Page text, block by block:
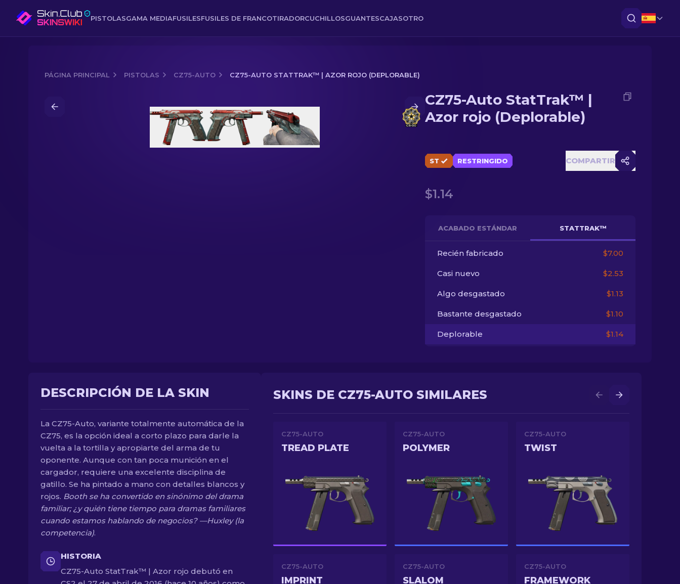
PISTOLASGAMA MEDIAFUSILESFUSILES DE FRANCOTIRADORCUCHILLOSGUANTESCAJASOTRO
PÁGINA PRINCIPAL PISTOLAS CZ75-AUTO CZ75-AUTO STATTRAK™ | AZOR ROJO (DEPLORABLE)
CZ75-Auto StatTrak™ | Azor rojo (Deplorable)
CZ75-Auto StatTrak™ |
Azor rojo (Deplorable)
ST RESTRINGIDO COMPARTIR
$1.14
ACABADO ESTÁNDAR STATTRAK™
Recién fabricado $7.00
Casi nuevo $2.53
Algo desgastado $1.13
Bastante desgastado $1.10
Deplorable $1.14
DESCRIPCIÓN DE LA SKIN
La CZ75-Auto, variante totalmente automática de la
CZ75, es la opción ideal a corto plazo para darle la
vuelta a la tortilla y apropiarte del arma de tu
oponente. Aunque con tan poca munición en el
cargador, requiere una excelente disciplina de
gatillo. Se ha pintado a mano con detalles blancos y
rojos. Booth se ha convertido en sinónimo del drama
familiar; ¿y quién tiene tiempo para dramas familiares
cuando estamos hablando de negocios? —Huxley (la
competencia).
HISTORIA
CZ75-Auto StatTrak™ | Azor rojo debutó en
SKINS DE CZ75-AUTO SIMILARES
CZ75-AUTO
TREAD PLATE
CZ75-AUTO
POLYMER
CZ75-AUTO
TWIST
CZ75-AUTO
IMPRINT
CZ75-AUTO
SLALOM
CZ75-AUTO
FRAMEWORK